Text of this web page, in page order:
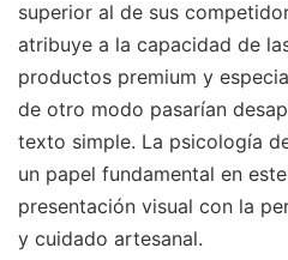
superior al de sus
atribuye a la capacidad de
productos premium y
de otro modo pasarían
texto simple. La psicología
un papel fundamental en
presentación visual con la
y cuidado artesanal.